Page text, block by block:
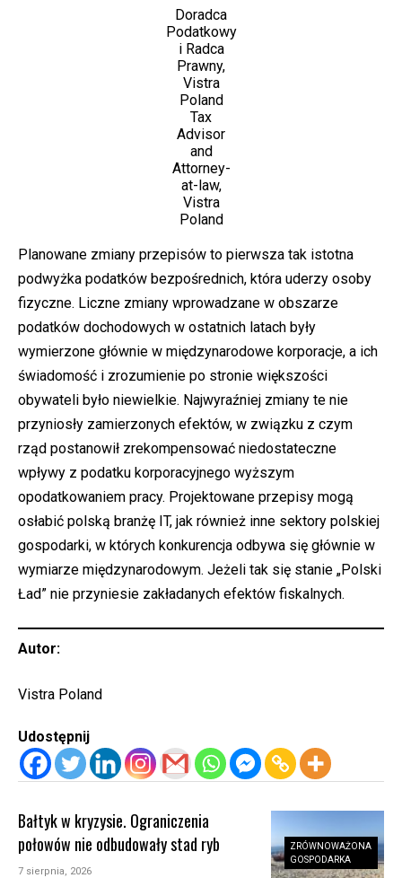
Doradca
Podatkowy
i Radca
Prawny,
Vistra
Poland
Tax
Advisor
and
Attorney-
at-law,
Vistra
Poland
Planowane zmiany przepisów to pierwsza tak istotna
podwyżka podatków bezpośrednich, która uderzy osoby
fizyczne. Liczne zmiany wprowadzane w obszarze
podatków dochodowych w ostatnich latach były
wymierzone głównie w międzynarodowe korporacje, a ich
świadomość i zrozumienie po stronie większości
obywateli było niewielkie. Najwyraźniej zmiany te nie
przyniosły zamierzonych efektów, w związku z czym
rząd postanowił zrekompensować niedostateczne
wpływy z podatku korporacyjnego wyższym
opodatkowaniem pracy. Projektowane przepisy mogą
osłabić polską branżę IT, jak również inne sektory polskiej
gospodarki, w których konkurencja odbywa się głównie w
wymiarze międzynarodowym. Jeżeli tak się stanie „Polski
Ład” nie przyniesie zakładanych efektów fiskalnych.
Autor:
Vistra Poland
Udostępnij
ZRÓWNOWAŻONA
GOSPODARKA
Bałtyk w kryzysie. Ograniczenia
połowów nie odbudowały stad ryb
7 sierpnia, 2026